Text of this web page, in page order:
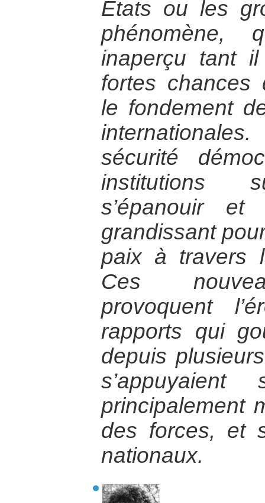
États ou les
phénomène,
inaperçu tant
fortes chances
le fondement
sécurité
institutions
s’épanouir et
grandissant
paix à travers
Ces
provoquent
rapports qui
depuis
principalement
des forces, et
nationaux.